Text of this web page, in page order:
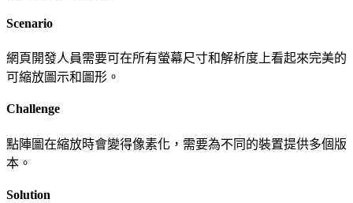
Scenario
網頁開發人員需要可在所有螢幕尺寸和解析度上看起來完美的
可縮放圖示和圖形。
Challenge
點陣圖在縮放時會變得像素化，需要為不同的裝置提供多個版
本。
Solution